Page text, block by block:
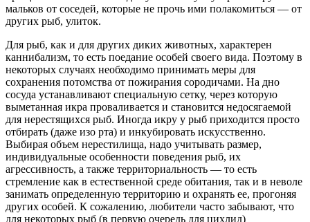
мальков от соседей, которые не прочь ими полакомиться — от
других рыб, улиток.
Для рыб, как и для других диких животных, характерен
каннибализм, то есть поедание особей своего вида. Поэтому в
некоторых случаях необходимо принимать меры для
сохранения потомства от пожирания сородичами. На дно
сосуда устанавливают специальную сетку, через которую
выметанная икра проваливается и становится недосягаемой
для нерестящихся рыб. Иногда икру у рыб приходится просто
отбирать (даже изо рта) и инкубировать искусственно.
Выбирая объем нерестилища, надо учитывать размер,
индивидуальные особенности поведения рыб, их
агрессивность, а также территориальность — то есть
стремление как в естественной среде обитания, так и в неволе
занимать определенную территорию и охранять ее, прогоняя
других особей. К сожалению, любители часто забывают, что
для некоторых рыб (в первую очередь для цихлид)